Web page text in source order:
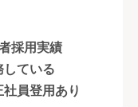
採用実績
している
社員登用あり